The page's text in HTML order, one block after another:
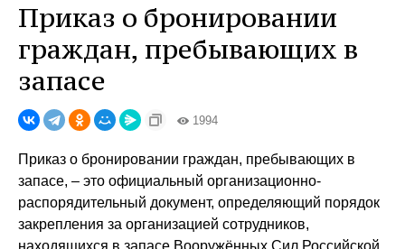
Приказ о бронировании
граждан, пребывающих в
запасе
1994
Приказ о бронировании граждан, пребывающих в
запасе, – это официальный организационно-
распорядительный документ, определяющий порядок
закрепления за организацией сотрудников,
находящихся в запасе Вооружённых Сил Российской